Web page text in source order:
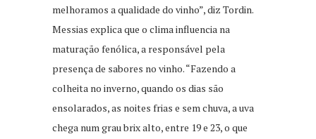
melhoramos a qualidade do vinho”, diz Tordin.
Messias explica que o clima influencia na
maturação fenólica, a responsável pela
presença de sabores no vinho. “Fazendo a
colheita no inverno, quando os dias são
ensolarados, as noites frias e sem chuva, a uva
chega num grau brix alto, entre 19 e 23, o que